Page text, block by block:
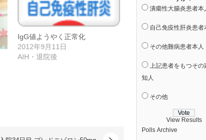
IgG値ようやく正常化
2012年9月11日
AIH・退院後
潰瘍性大腸炎患者本
自己免疫性肝炎患者
その他難病患者本人
上記患者をもつその
知人
その他
View Results
Polls Archive